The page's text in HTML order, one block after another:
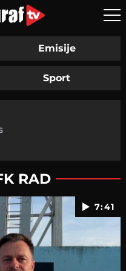
Emisije
Sport
RAD
7:41